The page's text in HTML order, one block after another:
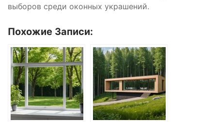
выборов среди оконных украшений.
Похожие Записи: